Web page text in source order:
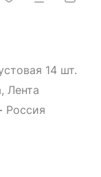
14 шт.
Лента
Россия